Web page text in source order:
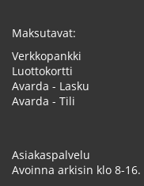
Maksutavat:
Verkkopankki
Luottokortti
Avarda - Lasku
Avarda - Tili
Asiakaspalvelu
Avoinna arkisin klo 8-16.